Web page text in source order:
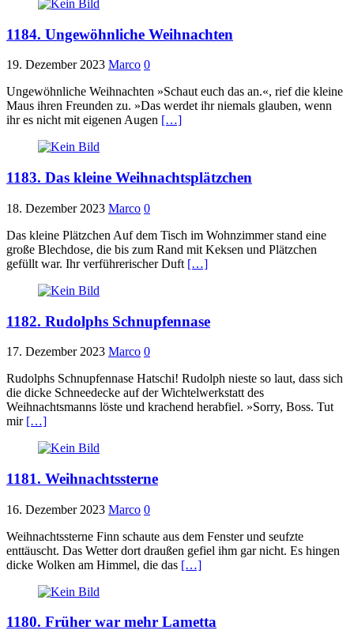
1184. Ungewöhnliche Weihnachten
19. Dezember 2023 Marco 0
Ungewöhnliche Weihnachten »Schaut euch das an.«, rief die kleine
Maus ihren Freunden zu. »Das werdet ihr niemals glauben, wenn
ihr es nicht mit eigenen Augen […]
1183. Das kleine Weihnachtsplätzchen
18. Dezember 2023 Marco 0
Das kleine Plätzchen Auf dem Tisch im Wohnzimmer stand eine
große Blechdose, die bis zum Rand mit Keksen und Plätzchen
gefüllt war. Ihr verführerischer Duft […]
1182. Rudolphs Schnupfennase
17. Dezember 2023 Marco 0
Rudolphs Schnupfennase Hatschi! Rudolph nieste so laut, dass sich
die dicke Schneedecke auf der Wichtelwerkstatt des
Weihnachtsmanns löste und krachend herabfiel. »Sorry, Boss. Tut
mir […]
1181. Weihnachtssterne
16. Dezember 2023 Marco 0
Weihnachtssterne Finn schaute aus dem Fenster und seufzte
enttäuscht. Das Wetter dort draußen gefiel ihm gar nicht. Es hingen
dicke Wolken am Himmel, die das […]
1180. Früher war mehr Lametta